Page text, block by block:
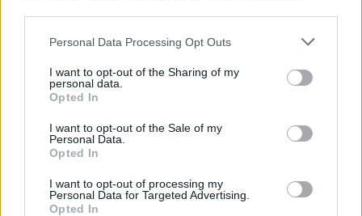
This information may also be disclosed by us to third parties
disclose it to other third parties.
Please note that this website/app uses one or more Google
services and may gather and store information including but
not limited to your visit or usage behaviour. You may click to
grant or deny consent to Google and its third-party tags to
consent section.
Personal Data Processing Opt Outs
I want to opt-out of the Sharing of my
personal data.
Opted In
I want to opt-out of the Sale of my
Personal Data.
Opted In
I want to opt-out of processing my
Personal Data for Targeted Advertising.
Opted In